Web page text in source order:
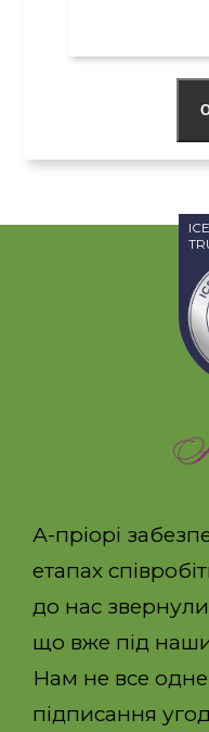
А-пріорі
етапах
до нас
що вже під
Нам не все
підписання